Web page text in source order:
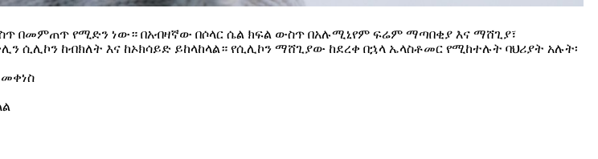
በመምጠጥ የሚድን ነው። በአብዛኛው በሶላር ሴል ክፍል ውስጥ በአሉሚኒየም ፍሬም ማጣበቂያ እና ማሸጊያ፣
ከብክለት እና ከኦክሳይድ ይከላከላል። የሲሊኮን ማሸጊያው ከደረቀ በኋላ ኤላስቶመር የሚከተሉት ባህሪያት አሉት፡